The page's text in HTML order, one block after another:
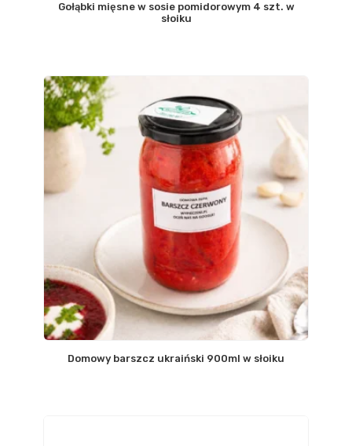
Gołąbki mięsne w sosie pomidorowym 4 szt. w
słoiku
Domowy barszcz ukraiński 900ml w słoiku